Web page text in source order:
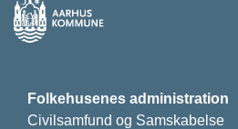
Folkehusenes administration
Civilsamfund og Samskabelse